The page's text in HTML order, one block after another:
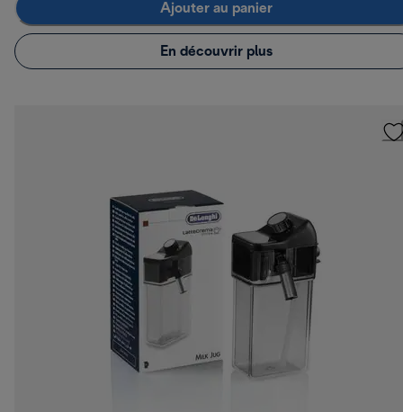
Ajouter au panier
En découvrir plus